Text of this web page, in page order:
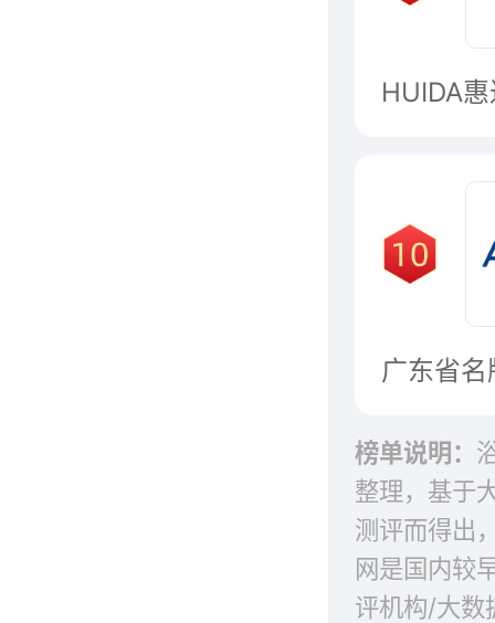
榜单说明：
整理，基于
测评而得出
网是国内较
评机构/大数